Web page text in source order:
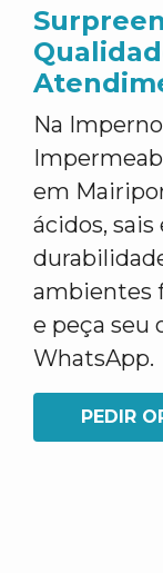
Na
em
ácidos, sais
ambientes
e peça seu
WhatsApp.
PEDIR